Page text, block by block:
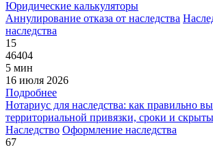
Юридические калькуляторы
Аннулирование отказа от наследства
наследства
15
46404
5 мин
16 июля 2026
Подробнее
Нотариус для наследства: как правильно
территориальной привязки, сроки и
Наследство Оформление наследства
67